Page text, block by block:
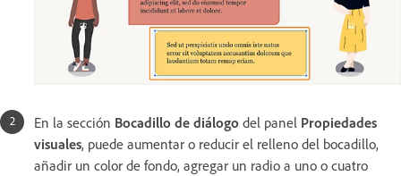
En la sección Bocadillo de diálogo del panel Propiedades
visuales, puede aumentar o reducir el relleno del bocadillo,
añadir un color de fondo, agregar un radio a uno o cuatro